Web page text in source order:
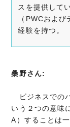
スを提供して
（PWCおよ
経験を持つ。
桑野さん:
ビジネスでの
いう２つの意味
A）することは